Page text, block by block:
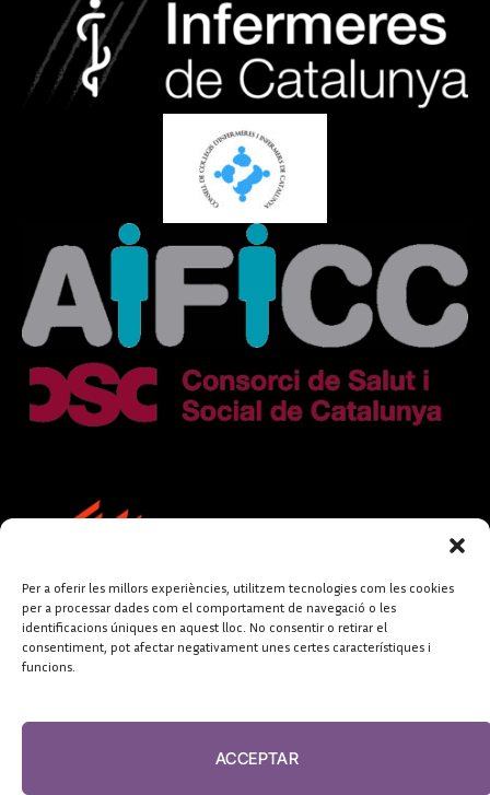
Per a oferir les millors experiències, utilitzem tecnologies com les cookies
per a processar dades com el comportament de navegació o les
identificacions úniques en aquest lloc. No consentir o retirar el
consentiment, pot afectar negativament unes certes característiques i
funcions.
ACCEPTAR
FUNDACIÓ